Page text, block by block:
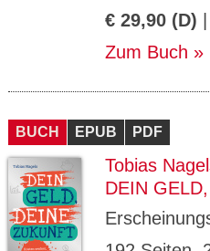
€ 29,90 (D)
Zum Buch
BUCH EPUB PDF
Tobias
DEIN